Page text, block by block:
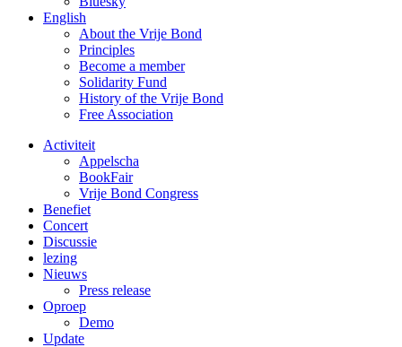
English
About the Vrije Bond
Principles
Become a member
Solidarity Fund
History of the Vrije Bond
Free Association
Activiteit
Appelscha
BookFair
Vrije Bond Congress
Benefiet
Concert
Discussie
lezing
Nieuws
Press release
Oproep
Demo
Update